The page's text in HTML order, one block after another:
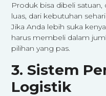
Produk bisa dibeli
luas, dari kebutuhan
Jika Anda lebih suka
harus membeli dalam
pilihan yang pas.
3. Sistem
Logistik